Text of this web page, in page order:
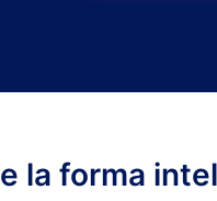
la forma